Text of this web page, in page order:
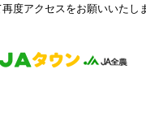
度アクセスをお願いいたし